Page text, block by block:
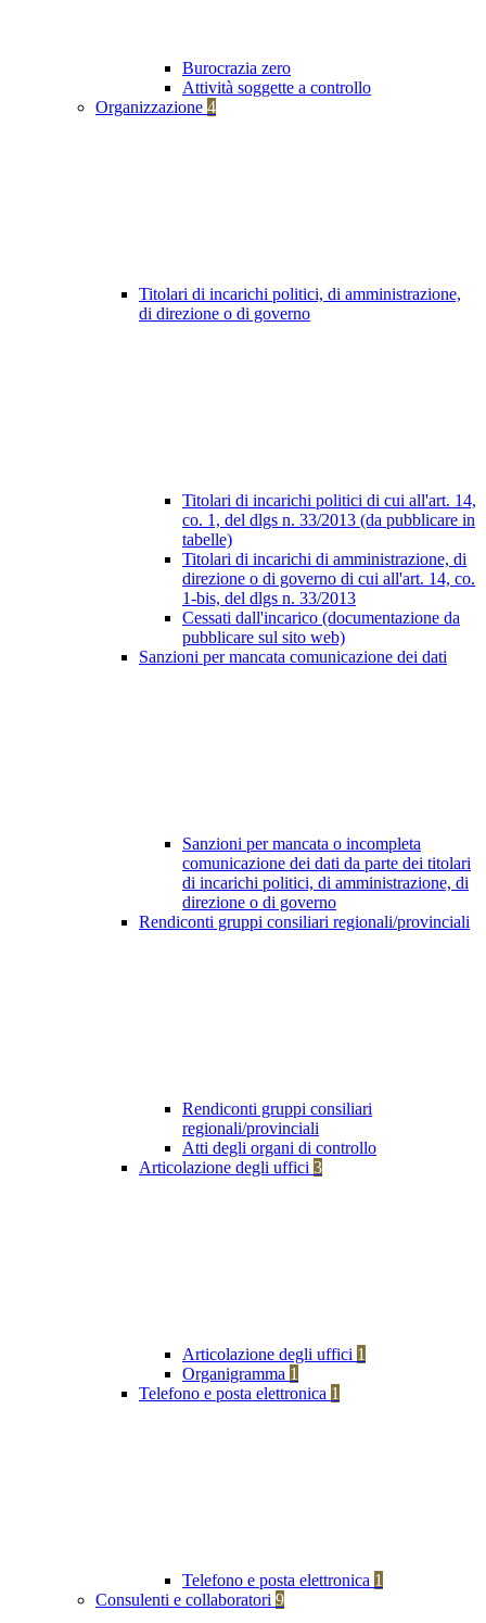
Burocrazia zero
Attività soggette a controllo
Organizzazione 4
Titolari di incarichi politici, di amministrazione,
di direzione o di governo
Titolari di incarichi politici di cui all'art. 14,
co. 1, del dlgs n. 33/2013 (da pubblicare in
tabelle)
Titolari di incarichi di amministrazione, di
direzione o di governo di cui all'art. 14, co.
1-bis, del dlgs n. 33/2013
Cessati dall'incarico (documentazione da
pubblicare sul sito web)
Sanzioni per mancata comunicazione dei dati
Sanzioni per mancata o incompleta
comunicazione dei dati da parte dei titolari
di incarichi politici, di amministrazione, di
direzione o di governo
Rendiconti gruppi consiliari regionali/provinciali
Rendiconti gruppi consiliari
regionali/provinciali
Atti degli organi di controllo
Articolazione degli uffici 3
Articolazione degli uffici 1
Organigramma 1
Telefono e posta elettronica 1
Telefono e posta elettronica 1
Consulenti e collaboratori 9